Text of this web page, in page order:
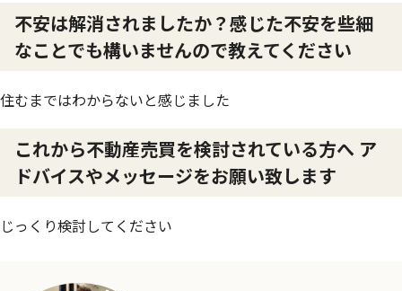
不安は解消されましたか？感じた不安を些細
なことでも構いませんので教えてください
住むまではわからないと感じました
これから不動産売買を検討されている方へ ア
ドバイスやメッセージをお願い致します
じっくり検討してください